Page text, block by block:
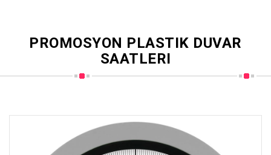
PROMOSYON PLASTIK DUVAR
SAATLERI